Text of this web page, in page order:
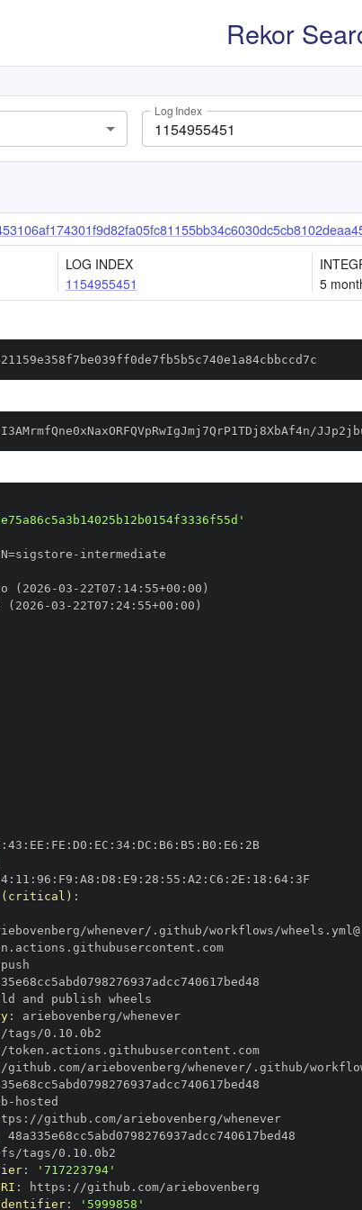
Rekor
Log Index
LOG INDEX
1154955451
5
-
(2026 -03 - 22T07 : 14: 55+00 :
(2026 -03 - 22T07 : 24: 55+00 :
: 43 : EE : FE : D0 : EC : 34: DC : B6 : B5 : B0 : E6 :
2B
: 11 : 96 : F9 : A8 : D8 : E9 : 28 : 55 : A2 : C6 : 2E : 18 : 64:
(critical) :
//token.actions.githubusercontent.com
:
ariebovenberg/whenever
//token.actions.githubusercontent.com
-
:
//github.com/ariebovenberg/whenever
:
'717223794'
: https :
Identifier: '5999858'